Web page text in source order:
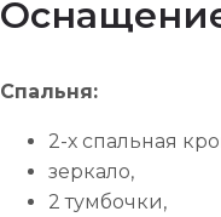
Спальня:
2-х спальная
зеркало,
2 тумбочки,